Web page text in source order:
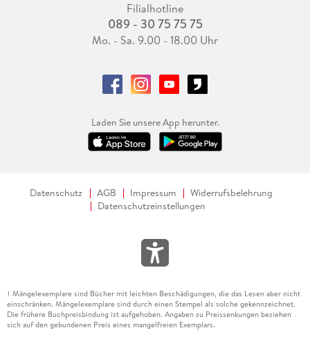
Filialhotline
089 - 30 75 75 75
Mo. - Sa. 9.00 - 18.00 Uhr
Laden Sie unsere App herunter.
Datenschutz AGB Impressum
Widerrufsbelehrung
Datenschutzeinstellungen
1 Mängelexemplare sind Bücher mit leichten Beschädigungen, die das Lesen aber nicht
einschränken. Mängelexemplare sind durch einen Stempel als solche gekennzeichnet.
Die frühere Buchpreisbindung ist aufgehoben. Angaben zu Preissenkungen beziehen
sich auf den gebundenen Preis eines mangelfreien Exemplars.